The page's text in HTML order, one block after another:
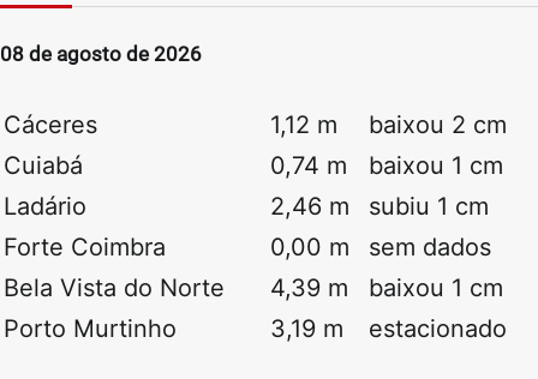
08 de agosto de 2026
Cáceres 1,12 m
baixou 2 cm
Cuiabá
0,74 m
baixou 1 cm
Ladário
2,46 m
subiu 1 cm
Forte Coimbra
0,00 m
sem dados
Bela Vista do Norte
4,39 m
baixou 1 cm
Porto Murtinho
3,19 m estacionado